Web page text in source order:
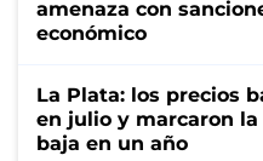
amenaza con
económico
La Plata: los precios
en julio y marcaron
baja en un año